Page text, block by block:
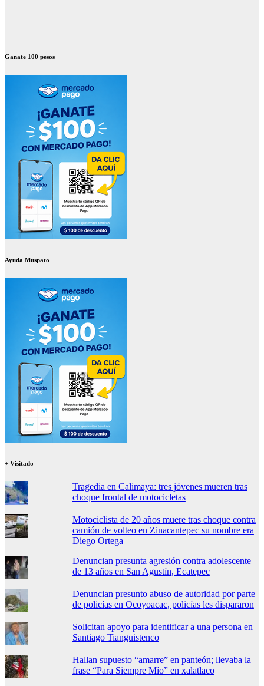
Ganate 100 pesos
Ayuda Muspato
+ Visitado
Tragedia en Calimaya: tres jóvenes mueren tras
choque frontal de motocicletas
Motociclista de 20 años muere tras choque contra
camión de volteo en Zinacantepec su nombre era
Diego Ortega
Denuncian presunta agresión contra adolescente
de 13 años en San Agustín, Ecatepec
Denuncian presunto abuso de autoridad por parte
de policías en Ocoyoacac, policías les dispararon
Solicitan apoyo para identificar a una persona en
Santiago Tianguistenco
Hallan supuesto “amarre” en panteón; llevaba la
frase “Para Siempre Mío” en xalatlaco